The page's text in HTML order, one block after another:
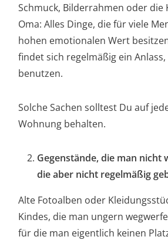
Schmuck, Bilderrahmen oder die
Oma: Alles Dinge, die für viele
hohen emotionalen Wert
findet sich regelmäßig ein
benutzen.
Solche Sachen solltest Du auf
Wohnung behalten.
Gegenstände, die man nicht
die aber nicht regelmäßig
Alte Fotoalben oder
Kindes, die man ungern
für die man eigentlich keinen